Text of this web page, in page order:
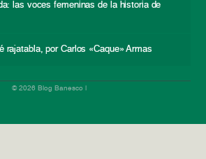
las voces femeninas de la historia de
rajatabla, por Carlos «Caque» Armas
© 2026 Blog Banesco |